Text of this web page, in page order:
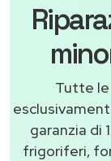
Tutte
garanzia di
frigoriferi,